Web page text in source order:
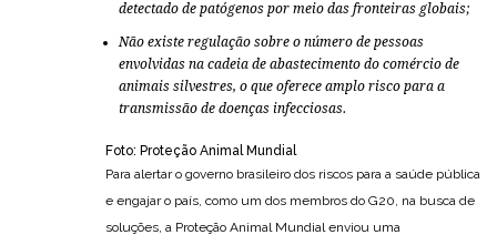
detectado de patógenos por meio das fronteiras globais;
Não existe regulação sobre o número de pessoas
envolvidas na cadeia de abastecimento do comércio de
animais silvestres, o que oferece amplo risco para a
transmissão de doenças infecciosas.
Foto: Proteção Animal Mundial
Para alertar o governo brasileiro dos riscos para a saúde pública
e engajar o país, como um dos membros do G20, na busca de
soluções, a Proteção Animal Mundial enviou uma